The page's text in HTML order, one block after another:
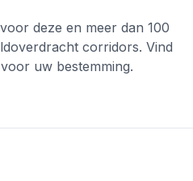
deze en meer dan 100
corridors. Vind
uw bestemming.